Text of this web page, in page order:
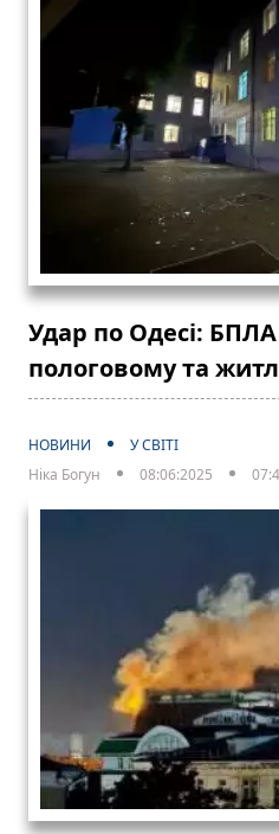
Удар по Одесі:
пологовому та
НОВИНИ
У СВІТІ
Ніка Богун
08:06:2025